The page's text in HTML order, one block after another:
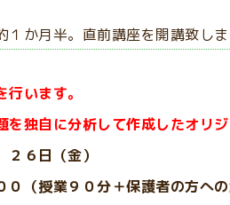
か月半。直前講座を開講致しま
います。
独自に分析して作成したオリ
６日（金）
（授業９０分＋保護者の方への